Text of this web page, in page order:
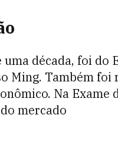
década, foi do
Ming. Também foi
Na Exame
mercado